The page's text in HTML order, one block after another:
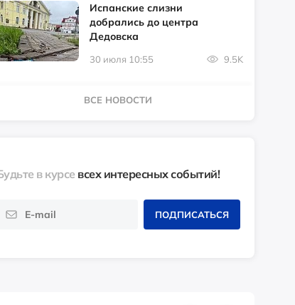
Испанские слизни
добрались до центра
Дедовска
30 июля 10:55 9.5K
ВСЕ НОВОСТИ
в курсе всех интересных событий!
ПОДПИСАТЬСЯ